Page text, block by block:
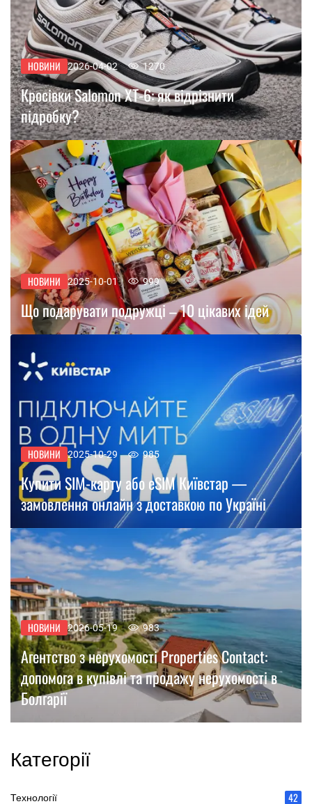
НОВИНИ 2026-04-02 1270
Кросівки Salomon XT-6: як відрізнити
підробку?
НОВИНИ 2025-10-01 999
Що подарувати подружці – 10 цікавих ідей
НОВИНИ 2025-10-29 985
Купити SIM-карту або eSIM Київстар —
замовлення онлайн з доставкою по Україні
НОВИНИ 2026-05-19 983
Агентство з нерухомості Properties Contact:
допомога в купівлі та продажу нерухомості в
Болгарії
Категорії
Технології 42